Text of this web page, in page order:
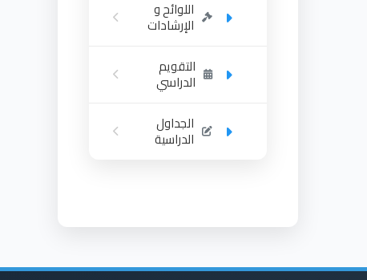
اللوائح و
الإرشادات
التقويم
الدراسي
الجداول
الدراسية